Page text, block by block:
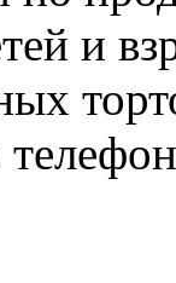
и